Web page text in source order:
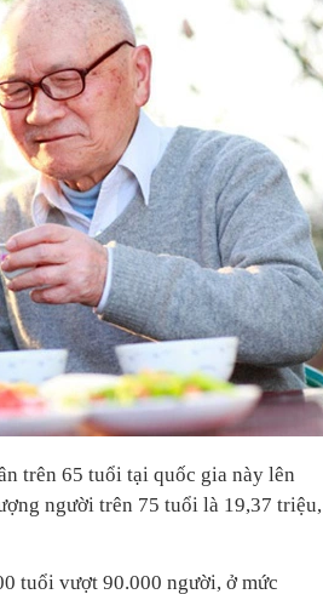
trên 65 tuổi tại quốc gia này lên
người trên 75 tuổi là 19,37 triệu,
tuổi vượt 90.000 người, ở mức